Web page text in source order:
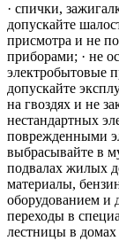
· спички,
допускайте
присмотра и не
приборами; · не
электробытовые
допускайте
на гвоздях и не
нестандартных
поврежденными
выбрасывайте в
подвалах жилых
материалы,
оборудованием и
переходы в
лестницы в